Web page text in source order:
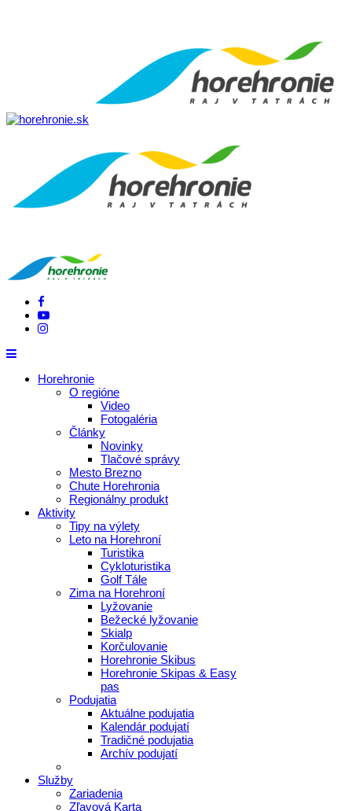
Horehronie
O regióne
Video
Fotogaléria
Články
Novinky
Tlačové správy
Mesto Brezno
Chute Horehronia
Regionálny produkt
Aktivity
Tipy na výlety
Leto na Horehroní
Turistika
Cykloturistika
Golf Tále
Zima na Horehroní
Lyžovanie
Bežecké lyžovanie
Skialp
Korčulovanie
Horehronie Skibus
Horehronie Skipas & Easy
pas
Podujatia
Aktuálne podujatia
Kalendár podujatí
Tradičné podujatia
Archív podujatí
Služby
Zariadenia
Zľavová Karta